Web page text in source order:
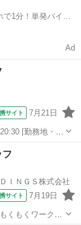
やお手洗いの清
で1分！単発バイト
Ad
サイト 7月21日
） [職種
フ
ＩＮＧＳ株式会社
サイト 7月19日
くもくワークが